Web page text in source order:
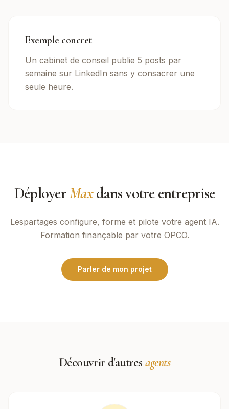
Exemple concret
Un cabinet de conseil publie 5 posts par
semaine sur LinkedIn sans y consacrer une
seule heure.
DéployerMaxdans votre entreprise
Lespartages configure, forme et pilote votre agent IA.
Formation finançable par votre OPCO.
Parler de mon projet
Découvrir d'autres agents